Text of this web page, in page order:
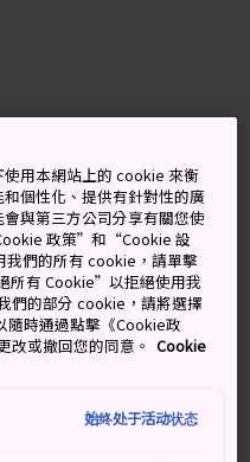
上練習射箭
，呈現出有趣的輪廓。
不高，只有 580 米。山
又像是通體雪白的倒過
不然您絕對想不到，這
用本網站上的 cookie 來衡
個性化、提供有針對性的廣
與第三方公司分享有關您使
政策”和“Cookie 設
們的所有 cookie，請單擊
所有 Cookie”以拒絕使用我
們的部分 cookie，請將選擇
隨時通過點擊《Cookie政
或撤回您的同意。 Cookie
始终处于活动状态